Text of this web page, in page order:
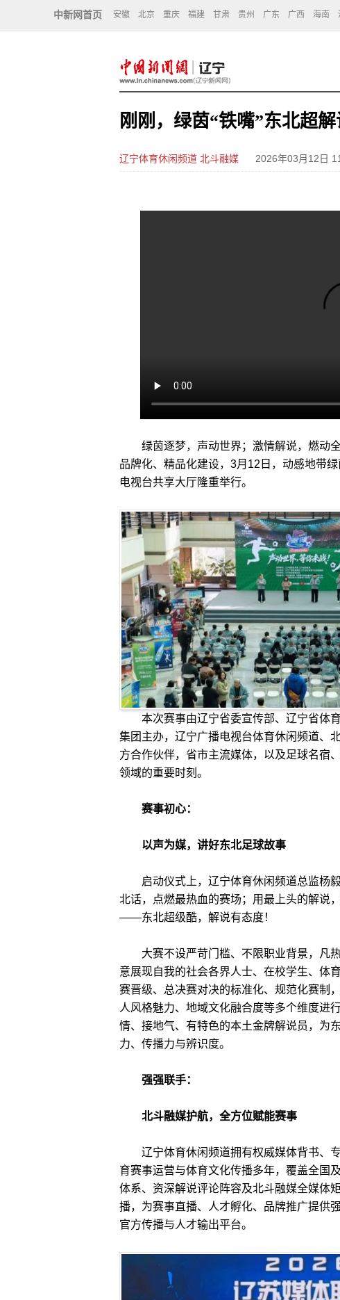
中新网首页 安徽 北京 重庆 福建 甘肃 贵州 广东 广西 海南
刚刚，绿茵“铁嘴”东北超解
辽宁体育休闲频道 北斗融媒 2026年03月12日
绿茵逐梦，声动世界；激情解说，燃动全
品牌化、精品化建设， 3月 12 日，动感地带
电视台共享大厅隆重举行。
本次赛事由辽宁省委宣传部、辽宁省体
集团主办，辽宁广播电视台体育休闲频道、
方合作伙伴，省市主流媒体，以及足球名宿
领域的重要时刻。
赛事初心：
以声为媒，讲好东北足球故事
启动仪式上，辽宁体育休闲频道总监杨
北话，点燃最热血的赛场；用最上头的解说
——东北超级酷，解说有态度！
大赛不设严苛门槛、不限职业背景，
凡
意展现自我的社会各界人士、在校学生、体
赛晋级、总决赛对决的标准化、规范化赛制
人风格魅力、地域文化融合度等多个维度进
情、接地气、有特色的本土金牌解说员，为
力、传播力与辨识度。
强强联手：
北斗融媒护航，全方位赋能赛事
辽宁体育休闲频道拥有权威媒体背书、
育赛事运营与体育文化传播多年，覆盖全国
体系、资深解说评论阵容及北斗融媒全媒体矩
播，为赛事直播、人才孵化、品牌推广提供
官方传播与人才输出平台。